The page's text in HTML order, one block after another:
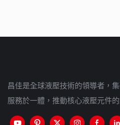
昌佳是全球液壓技術的領導者，
服務於一體，推動核心液壓元件